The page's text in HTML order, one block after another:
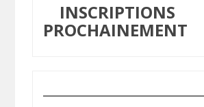
INSCRIPTIONS
PROCHAINEMENT